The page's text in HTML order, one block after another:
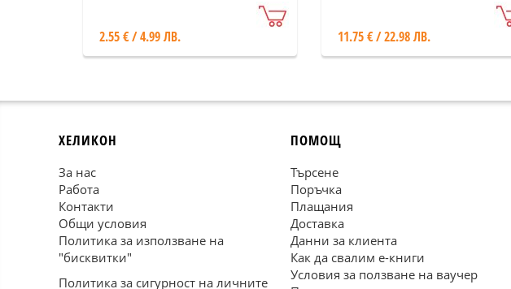
2.55 € / 4.99 ЛВ. 11.75 € / 22.98 ЛВ.
ХЕЛИКОН
За нас
Работа
Контакти
Общи условия
Политика за използване на
"бисквитки"
Политика за сигурност на личните
ПОМОЩ
Търсене
Поръчка
Плащания
Доставка
Данни за клиента
Как да свалим е-книги
Условия за ползване на ваучер